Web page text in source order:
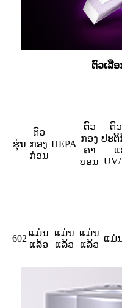
ຕົວເລື
ຮຸ່ນ
ຕົວ
ກອງ
ກ່ອນ
HEPA
ຕົວ
ກອງ
ຄາ
ບອນ
ຕົ
ປະຕິ
ແ
UV/
602
ແມ່ນ
ແລ້ວ
ແມ່ນ
ແລ້ວ
ແມ່ນ
ແລ້ວ
ແມ່